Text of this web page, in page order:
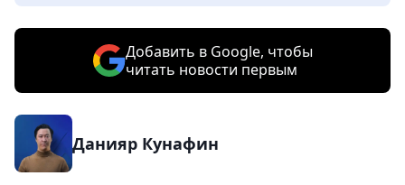
Добавить в Google, чтобы
читать новости первым
Данияр Кунафин